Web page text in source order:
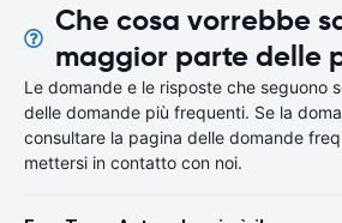
Che cosa vorrebbe
maggior parte delle
Le domande e le risposte che seguono
delle domande più frequenti. Se la
consultare la pagina delle domande
mettersi in contatto con noi.